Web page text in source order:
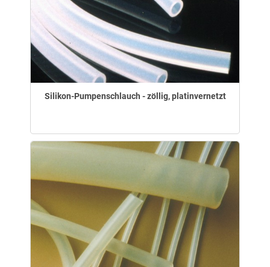
Silikon-Pumpenschlauch - zöllig, platinvernetzt